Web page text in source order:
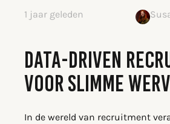
1 jaar geleden
DATA-DRIVEN
VOOR SLIMME
In de wereld van recruitment